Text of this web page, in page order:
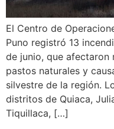
El Centro de
Puno registró 13
de junio, que afectaron
pastos naturales y
silvestre de la región.
distritos de Quiaca,
Tiquillaca, […]